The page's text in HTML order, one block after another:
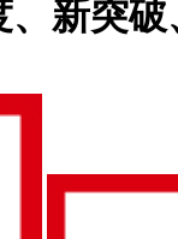
、新突